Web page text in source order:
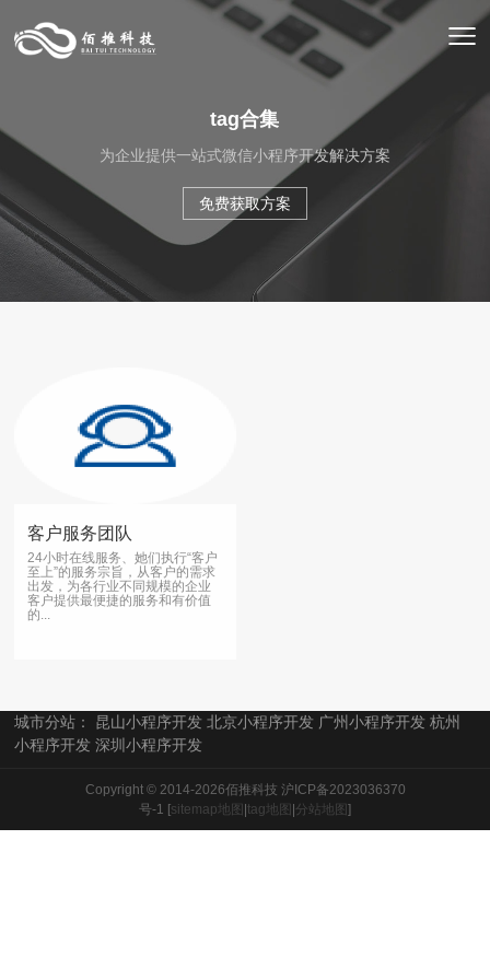
tag合集
为企业提供一站式微信小程序开发解决方案
免费获取方案
客户服务团队
24小时在线服务、她们执行“客户
至上”的服务宗旨，从客户的需求
出发，为各行业不同规模的企业
客户提供最便捷的服务和有价值
的...
城市分站： 昆山小程序开发 北京小程序开发 广州小程序开发 杭州
小程序开发 深圳小程序开发
Copyright © 2014-2026佰推科技 沪ICP备2023036370
号-1 [sitemap地图 tag地图 分站地图 ]